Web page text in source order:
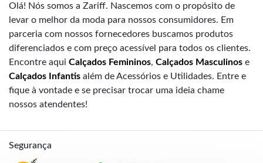
Olá! Nós somos a Zariff. Nascemos com o propósito de
levar o melhor da moda para nossos consumidores. Em
parceria com nossos fornecedores buscamos produtos
diferenciados e com preço acessível para todos os clientes.
Encontre aqui Calçados Femininos, Calçados Masculinos e
Calçados Infantis além de Acessórios e Utilidades. Entre e
fique à vontade e se precisar trocar uma ideia chame
nossos atendentes!
Segurança